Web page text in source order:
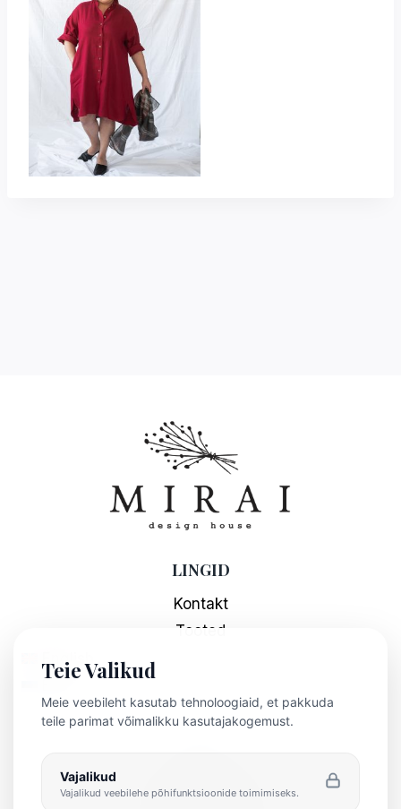
LINGID
Kontakt
Tooted
English
Privaatsuspoliitika
Teie Valikud
Meie veebileht kasutab tehnoloogiaid, et pakkuda
teile parimat võimalikku kasutajakogemust.
Vajalikud
Vajalikud veebilehe põhifunktsioonide toimimiseks.